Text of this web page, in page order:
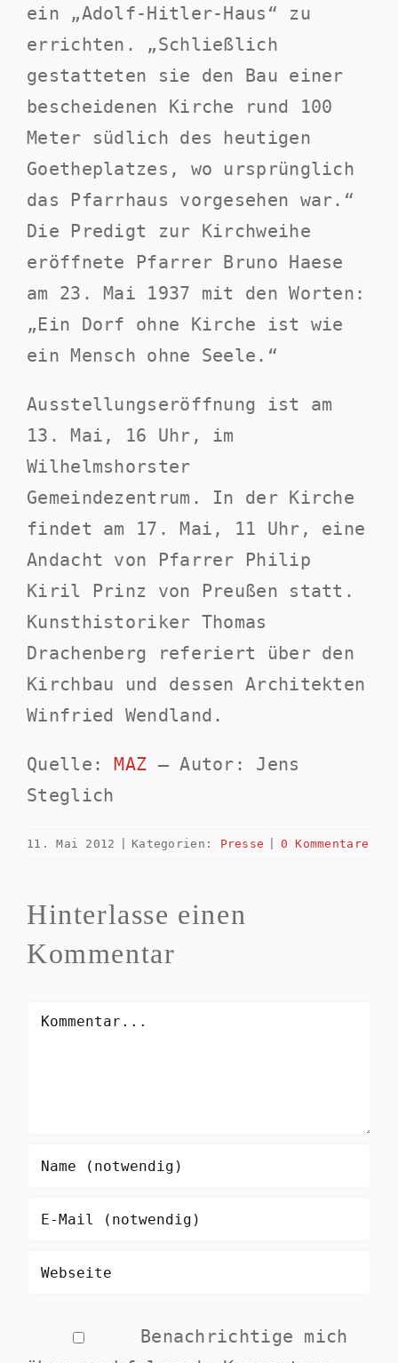
ein „Adolf-Hitler-Haus“ zu
errichten. „Schließlich
gestatteten sie den Bau einer
bescheidenen Kirche rund 100
Meter südlich des heutigen
Goetheplatzes, wo ursprünglich
das Pfarrhaus vorgesehen war.“
Die Predigt zur Kirchweihe
eröffnete Pfarrer Bruno Haese
am 23. Mai 1937 mit den Worten:
„Ein Dorf ohne Kirche ist wie
ein Mensch ohne Seele.“
Ausstellungseröffnung ist am
13. Mai, 16 Uhr, im
Wilhelmshorster
Gemeindezentrum. In der Kirche
findet am 17. Mai, 11 Uhr, eine
Andacht von Pfarrer Philip
Kiril Prinz von Preußen statt.
Kunsthistoriker Thomas
Drachenberg referiert über den
Kirchbau und dessen Architekten
Winfried Wendland.
Quelle:MAZ – Autor: Jens
Steglich
11. Mai 2012 Kategorien: Presse 0 Kommentare
Hinterlasse einen
Kommentar
Kommentar
Benachrichtige mich